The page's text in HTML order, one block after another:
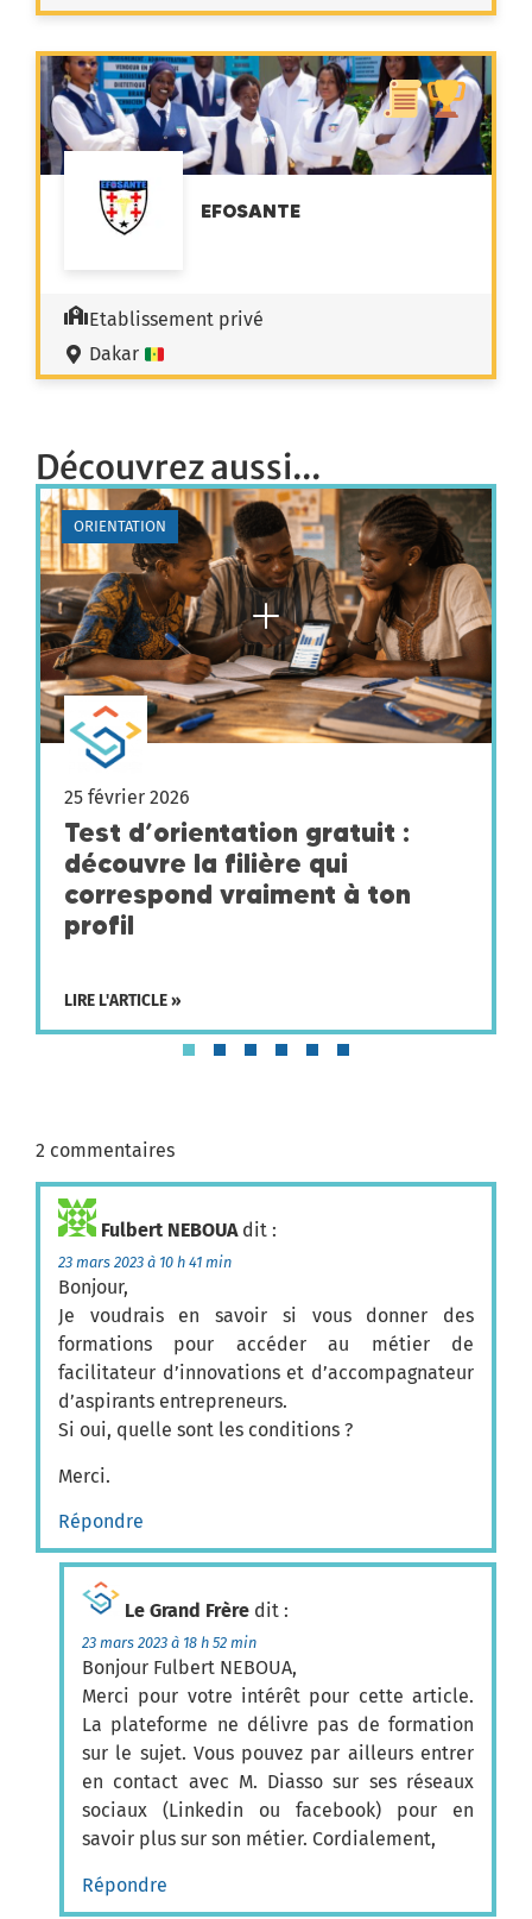
EFOSANTE
Etablissement privé
Dakar
Découvrez aussi...
ORIENTATION
25 février 2026
Test d’orientation gratuit :
découvre la filière qui
correspond vraiment à ton
profil
LIRE L'ARTICLE »
2 commentaires
Fulbert NEBOUA dit :
23 mars 2023 à 10 h 41 min
Bonjour,
Je voudrais en savoir si vous donner des
formations pour accéder au métier de
facilitateur d’innovations et d’accompagnateur
d’aspirants entrepreneurs.
Si oui, quelle sont les conditions ?
Merci.
Répondre
Le Grand Frère dit :
23 mars 2023 à 18 h 52 min
Bonjour Fulbert NEBOUA,
Merci pour votre intérêt pour cette article.
La plateforme ne délivre pas de formation
sur le sujet. Vous pouvez par ailleurs entrer
en contact avec M. Diasso sur ses réseaux
sociaux (Linkedin ou facebook) pour en
savoir plus sur son métier. Cordialement,
Répondre